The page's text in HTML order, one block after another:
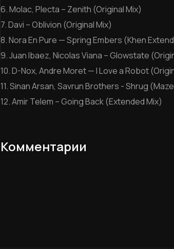
6. Molac, Plecta – Zenith (Original Mix)
7. Davi – Oblivion (Original Mix)
8. Nora En Pure — Spring Embers (Khen
9. Juan Ibaez, Nicolas Viana – Glowstate
10. D-Nox, Andre Moret — I Love a Robot
11. Sinan Arsan, Savrun Brothers - Shrug
12. Amir Telem – Going Back (Extended Mix)
Комментарии